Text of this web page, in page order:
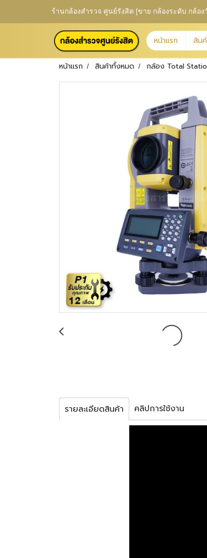
ร้านกล้องสำรวจ ศูนย์รังสิต [ขาย กล้องระดับ กล้อ
หน้าแรก สิน
หน้าแรก สินค้าทั้งหมด กล้อง Total
รายละเอียดสินค้า คลิปการใช้งาน